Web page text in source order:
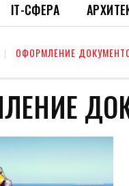
ІТ-СФЕРА
ОФОРМЛЕНИЕ